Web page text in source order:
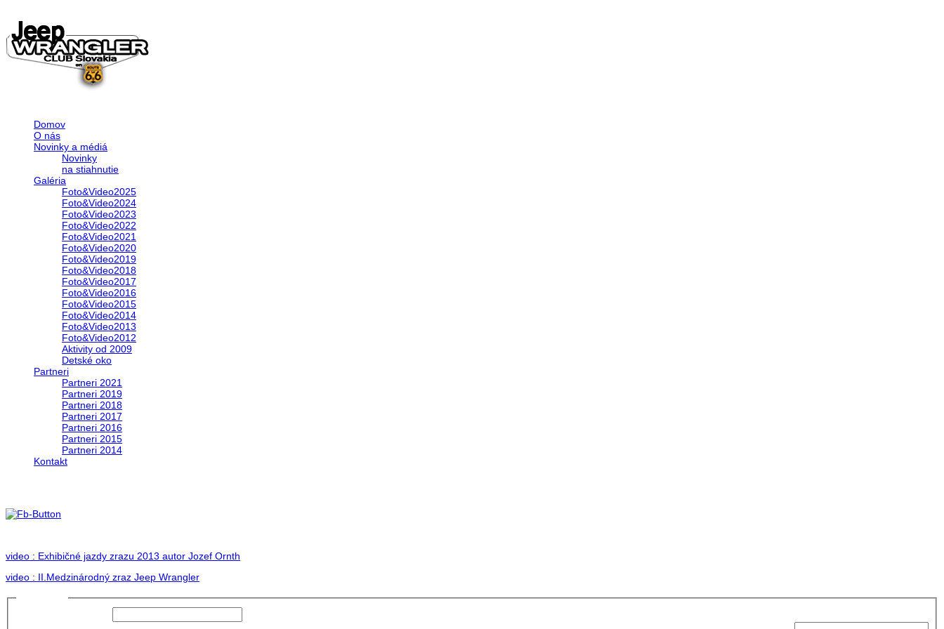
Domov
O nás
Novinky a médiá
Novinky
na stiahnutie
Galéria
Foto&Video2025
Foto&Video2024
Foto&Video2023
Foto&Video2022
Foto&Video2021
Foto&Video2020
Foto&Video2019
Foto&Video2018
Foto&Video2017
Foto&Video2016
Foto&Video2015
Foto&Video2014
Foto&Video2013
Foto&Video2012
Aktivity od 2009
Detské oko
Partneri
Partneri 2021
Partneri 2019
Partneri 2018
Partneri 2017
Partneri 2016
Partneri 2015
Partneri 2014
Kontakt
video : Exhibičné jazdy zrazu 2013 autor Jozef Ornth
video : II.Medzinárodný zraz Jeep Wrangler